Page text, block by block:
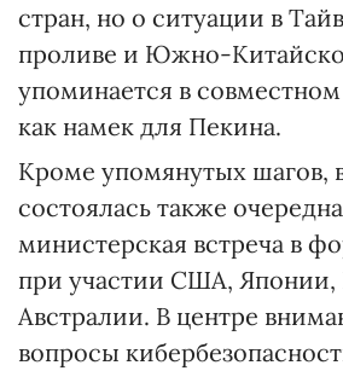
стран, но о ситуации в
проливе и Южно-
упоминается в
как намек для Пекина.
Кроме упомянутых шагов,
состоялась также
министерская встреча в
при участии США,
Австралии. В центре
вопросы